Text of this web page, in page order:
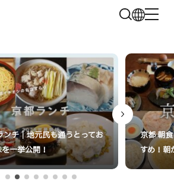
ンチ｜地元民も通うとってお
一挙公開！
京都 朝
すめ！朝